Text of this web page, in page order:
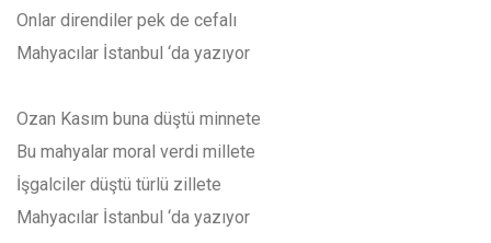
Onlar direndiler pek de cefalı
Mahyacılar İstanbul ‘da yazıyor
Ozan Kasım buna düştü minnete
Bu mahyalar moral verdi millete
İşgalciler düştü türlü zillete
Mahyacılar İstanbul ‘da yazıyor